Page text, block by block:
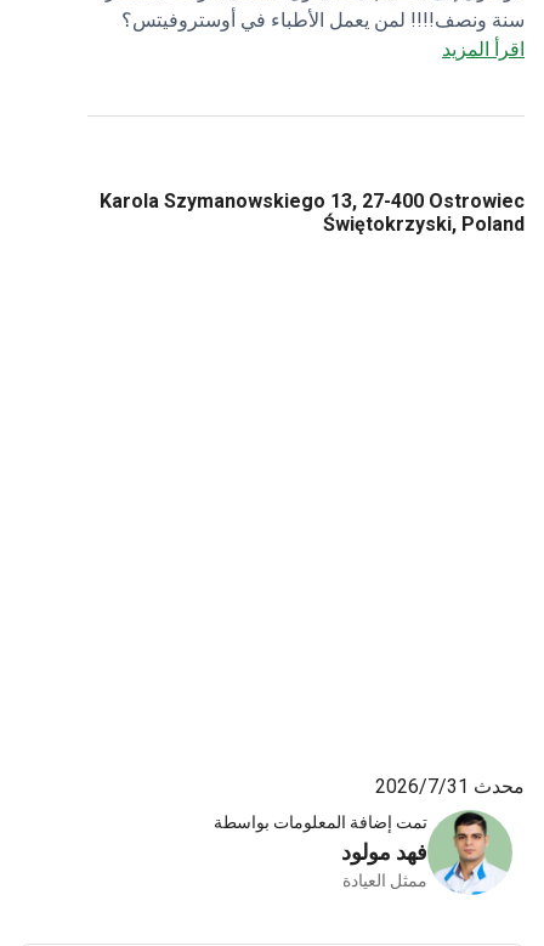
سنة ونصف!!!! لمن يعمل الأطباء في أوستروفيتس؟
ليس لمن هم في حاجة إليهم. للجميع! بعد سنة ونصف،
اقرأ المزيد
Karola Szymanowskiego 13, 27-400 Ostrowiec
Świętokrzyski, Poland
تمت إضافة المعلومات بواسطة
فهد مولود
ممثل العيادة
محدث 31‏/7‏/2026